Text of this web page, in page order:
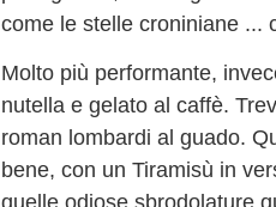
come le stelle croniniane ...
Molto più performante,
nutella e gelato al caffè.
roman lombardi al guado.
bene, con un Tiramisù in